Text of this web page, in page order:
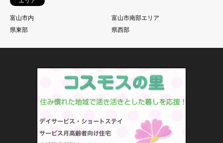
富山市内
富山市南部エリア
県東部
県西部